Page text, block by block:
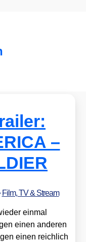
–
Film, TV & Stream
ein­mal
einen ande­ren
einen reich­lich